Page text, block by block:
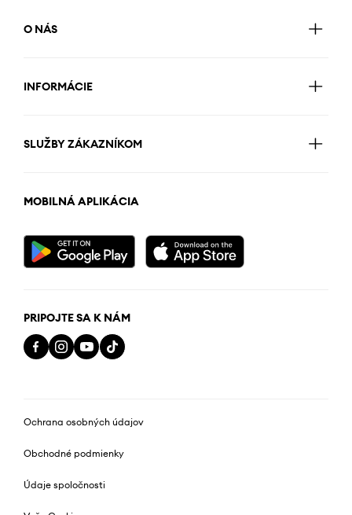
O NÁS
INFORMÁCIE
SLUŽBY ZÁKAZNÍKOM
MOBILNÁ APLIKÁCIA
PRIPOJTE SA K NÁM
Ochrana osobných údajov
Obchodné podmienky
Údaje spoločnosti